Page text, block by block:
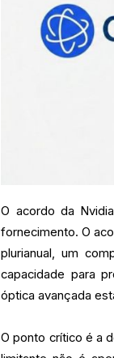
O acordo da
fornecimento. O
plurianual, um
capacidade para
óptica avançada
O ponto crítico é a